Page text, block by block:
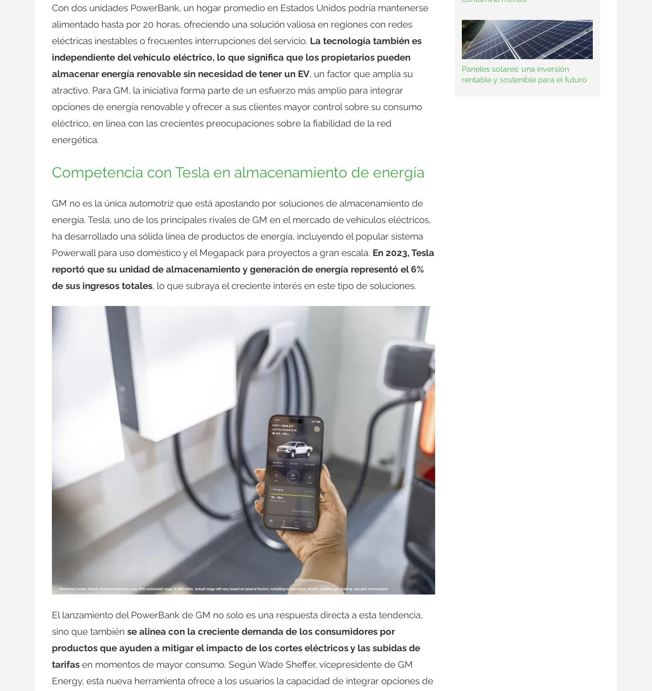
Con dos unidades PowerBank, un hogar promedio en Estados Unidos podría mantenerse
alimentado hasta por 20 horas, ofreciendo una solución valiosa en regiones con redes
eléctricas inestables o frecuentes interrupciones del servicio. La tecnología también es
independiente del vehículo eléctrico, lo que significa que los propietarios pueden
almacenar energía renovable sin necesidad de tener un EV, un factor que amplía su
atractivo. Para GM, la iniciativa forma parte de un esfuerzo más amplio para integrar
opciones de energía renovable y ofrecer a sus clientes mayor control sobre su consumo
eléctrico, en línea con las crecientes preocupaciones sobre la fiabilidad de la red
energética.
Competencia con Tesla en almacenamiento de energía
GM no es la única automotriz que está apostando por soluciones de almacenamiento de
energía. Tesla, uno de los principales rivales de GM en el mercado de vehículos eléctricos,
ha desarrollado una sólida línea de productos de energía, incluyendo el popular sistema
Powerwall para uso doméstico y el Megapack para proyectos a gran escala. En 2023, Tesla
reportó que su unidad de almacenamiento y generación de energía representó el 6%
de sus ingresos totales, lo que subraya el creciente interés en este tipo de soluciones.
El lanzamiento del PowerBank de GM no solo es una respuesta directa a esta tendencia,
sino que también se alinea con la creciente demanda de los consumidores por
productos que ayuden a mitigar el impacto de los cortes eléctricos y las subidas de
tarifas en momentos de mayor consumo. Según Wade Sheffer, vicepresidente de GM
Energy, esta nueva herramienta ofrece a los usuarios la capacidad de integrar opciones de
Paneles solares: una inversión
rentable y sostenible para el futuro